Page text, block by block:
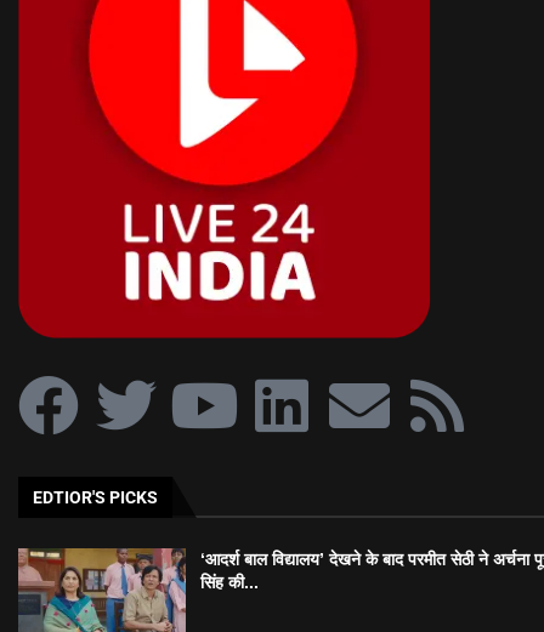
EDTIOR'S PICKS
‘आदर्श बाल विद्यालय’ देखने के बाद परमीत सेठी ने अर्चना
सिंह की...